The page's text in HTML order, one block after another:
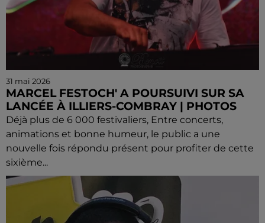
31 mai 2026
MARCEL FESTOCH' A POURSUIVI SUR SA
LANCÉE À ILLIERS-COMBRAY | PHOTOS
Déjà plus de 6 000 festivaliers, Entre concerts,
animations et bonne humeur, le public a une
nouvelle fois répondu présent pour profiter de cette
sixième...